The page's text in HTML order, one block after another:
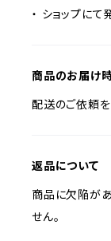
・ ショップに
商品のお届け
配送のご依頼
返品について
商品に欠陥が
せん。